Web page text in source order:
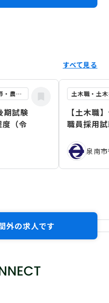
すべて見る
土木職・土木技術職・土木技師・農業土木職
試験
（令
【土木職
職員採用
泉南
外の求人です